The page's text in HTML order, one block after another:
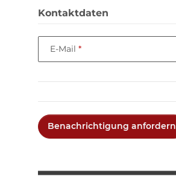
Kontaktdaten
E-Mail
Benachrichtigung anfordern